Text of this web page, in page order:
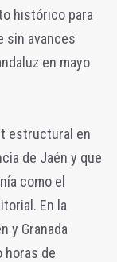
histórico para
sin avances
en mayo
estructural en
de Jaén y que
como el
En la
y Granada
horas de